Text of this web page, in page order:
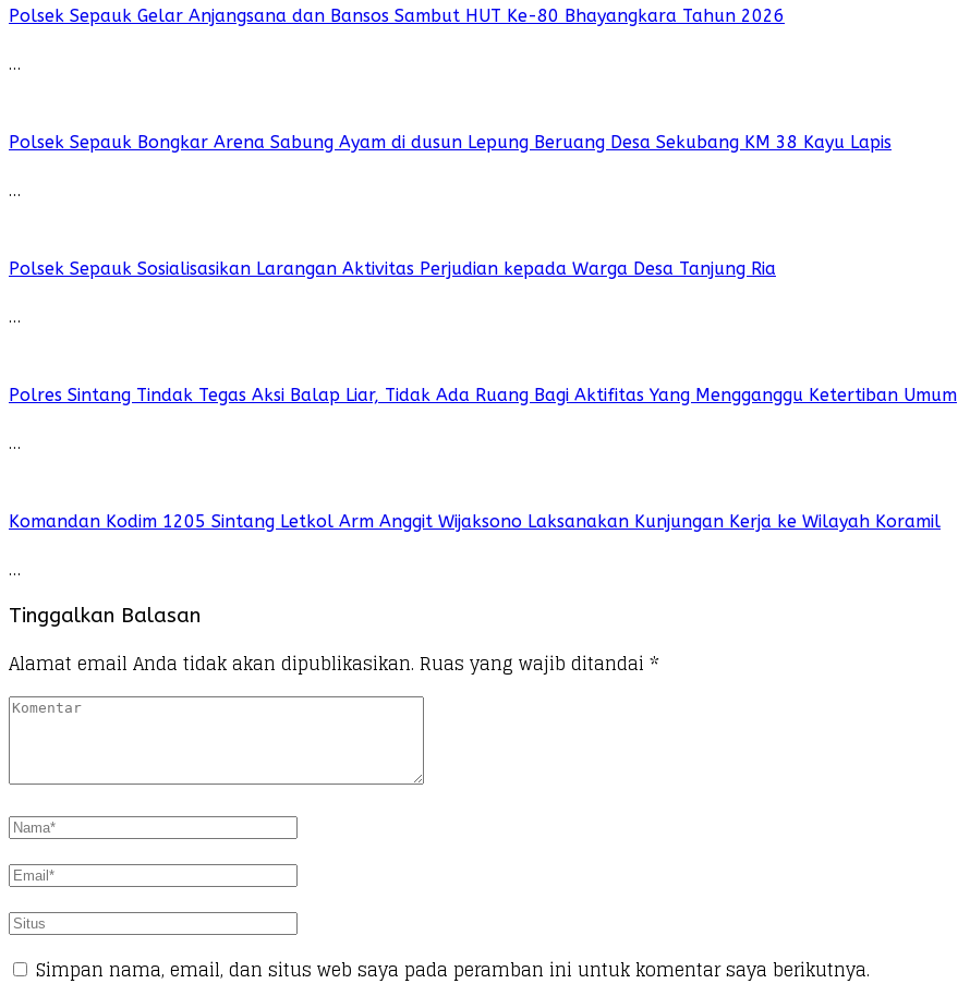
Polsek Sepauk Gelar Anjangsana dan Bansos Sambut HUT Ke-80 Bhayangkara Tahun 2026
…
Polsek Sepauk Bongkar Arena Sabung Ayam di dusun Lepung Beruang Desa Sekubang KM 38 Kayu Lapis
…
Polsek Sepauk Sosialisasikan Larangan Aktivitas Perjudian kepada Warga Desa Tanjung Ria
…
Polres Sintang Tindak Tegas Aksi Balap Liar, Tidak Ada Ruang Bagi Aktifitas Yang Mengganggu Ketertiban Umum
…
Komandan Kodim 1205 Sintang Letkol Arm Anggit Wijaksono Laksanakan Kunjungan Kerja ke Wilayah Koramil
…
Tinggalkan Balasan
Alamat email Anda tidak akan dipublikasikan. Ruas yang wajib ditandai *
Simpan nama, email, dan situs web saya pada peramban ini untuk komentar saya berikutnya.